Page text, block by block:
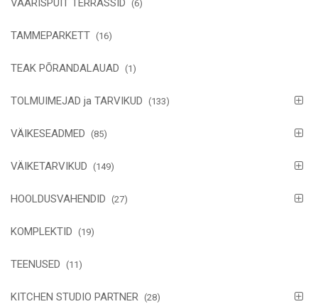
VÄÄRISPUIT TERRASSID (6)
TAMMEPARKETT (16)
TEAK PÕRANDALAUAD (1)
TOLMUIMEJAD ja TARVIKUD (133)
VÄIKESEADMED (85)
VÄIKETARVIKUD (149)
HOOLDUSVAHENDID (27)
KOMPLEKTID (19)
TEENUSED (11)
KITCHEN STUDIO PARTNER (28)